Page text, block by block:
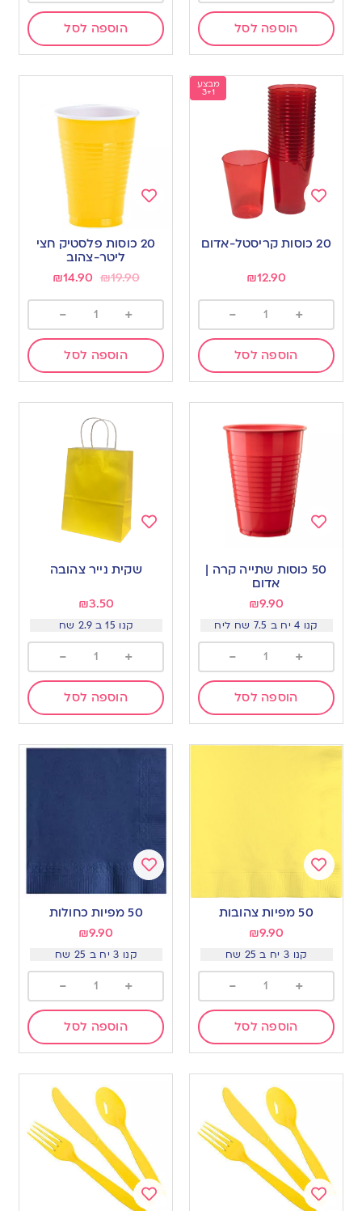
הוספה לסל הוספה לסל
מבצע
3+1
to
wishlist
20 כוסות קריסטל-אדום
₪12.90
+
-
הוספה לסל
to
wishlist
20 כוסות פלסטיק חצי
ליטר-צהוב
₪19.90
₪14.90
+
-
הוספה לסל
to
50 כוסות שתייה קרה |
אדום
₪9.90
קנו 4 יח ב 7.5 שח ליח
+
-
הוספה לסל
wishlist
שקית נייר צהובה
₪3.50
קנו 15 ב 2.9 שח
+
-
הוספה לסל
50 מפיות צהובות
₪9.90
קנו 3 יח ב 25 שח
+
-
הוספה לסל
Add
50 מפיות כחולות
₪9.90
קנו 3 יח ב 25 שח
+
-
הוספה לסל